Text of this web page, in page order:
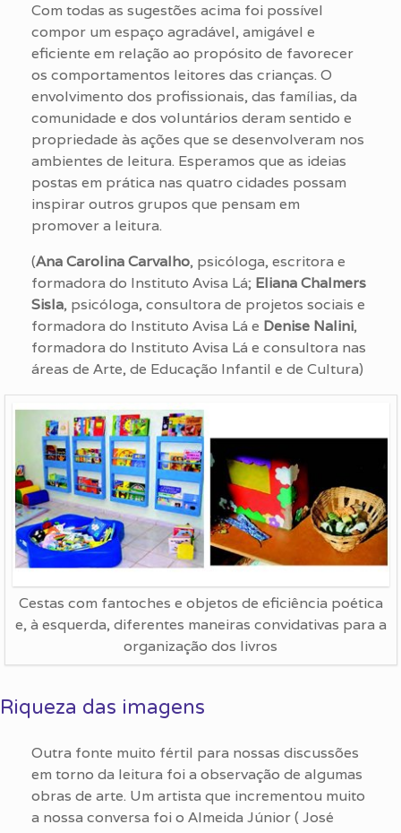
Com todas as sugestões acima foi possível
compor um espaço agradável, amigável e
eficiente em relação ao propósito de favorecer
os comportamentos leitores das crianças. O
envolvimento dos profissionais, das famílias, da
comunidade e dos voluntários deram sentido e
propriedade às ações que se desenvolveram nos
ambientes de leitura. Esperamos que as ideias
postas em prática nas quatro cidades possam
inspirar outros grupos que pensam em
promover a leitura.
(Ana Carolina Carvalho, psicóloga, escritora e
formadora do Instituto Avisa Lá; Eliana Chalmers
Sisla, psicóloga, consultora de projetos sociais e
formadora do Instituto Avisa Lá e Denise Nalini,
formadora do Instituto Avisa Lá e consultora nas
áreas de Arte, de Educação Infantil e de Cultura)
Cestas com fantoches e objetos de eficiência poética
e, à esquerda, diferentes maneiras convidativas para a
organização dos livros
Riqueza das imagens
Outra fonte muito fértil para nossas discussões
em torno da leitura foi a observação de algumas
obras de arte. Um artista que incrementou muito
a nossa conversa foi o Almeida Júnior ( José